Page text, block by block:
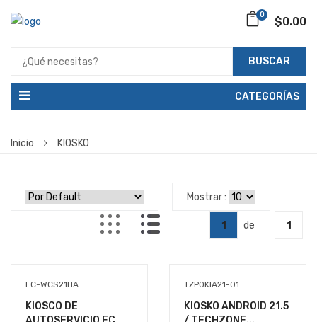
$0.00
0
BUSCAR
CATEGORÍAS
Inicio KIOSKO
Mostrar :
1 de 1
EC-WCS21HA
KIOSCO DE
TZPOKIA21-01
KIOSKO ANDROID 21.5